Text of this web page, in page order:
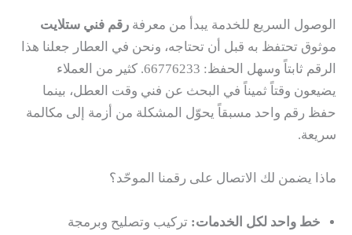
الوصول السريع للخدمة يبدأ من معرفة رقم فني ستلايت
موثوق تحتفظ به قبل أن تحتاجه، ونحن في العطار جعلنا هذا
الرقم ثابتاً وسهل الحفظ: 66776233. كثير من العملاء
يضيعون وقتاً ثميناً في البحث عن فني وقت العطل، بينما
حفظ رقم واحد مسبقاً يحوّل المشكلة من أزمة إلى مكالمة
سريعة.
ماذا يضمن لك الاتصال على رقمنا الموحّد؟
خط واحد لكل الخدمات: تركيب وتصليح وبرمجة